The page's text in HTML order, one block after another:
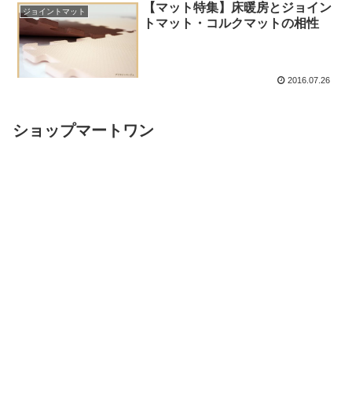
ジョイントマット
【マット特集】床暖房とジョイン
トマット・コルクマットの相性
2016.07.26
ショップマートワン